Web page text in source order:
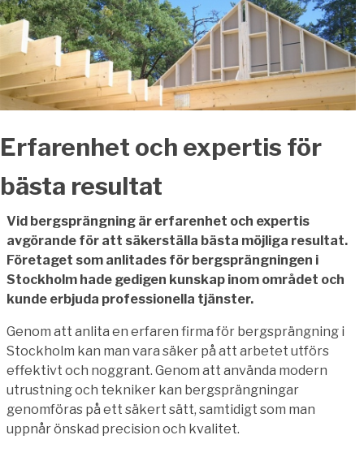
Erfarenhet och expertis för
bästa resultat
Vid bergsprängning är erfarenhet och expertis
avgörande för att säkerställa bästa möjliga resultat.
Företaget som anlitades för bergsprängningen i
Stockholm hade gedigen kunskap inom området och
kunde erbjuda professionella tjänster.
Genom att anlita en erfaren firma för bergsprängning i
Stockholm kan man vara säker på att arbetet utförs
effektivt och noggrant. Genom att använda modern
utrustning och tekniker kan bergsprängningar
genomföras på ett säkert sätt, samtidigt som man
uppnår önskad precision och kvalitet.